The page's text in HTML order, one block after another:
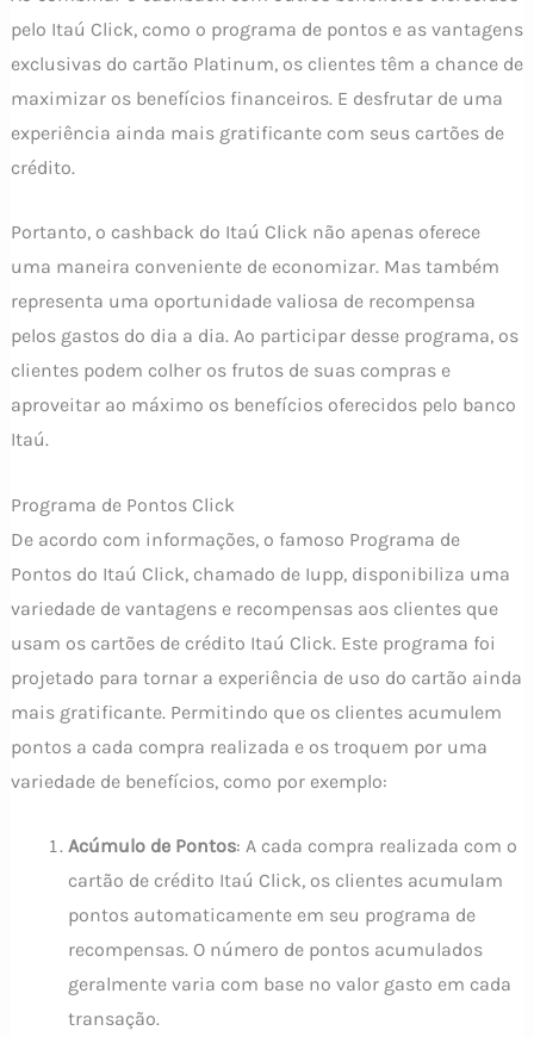
pelo Itaú Click, como o programa de pontos e as vantagens
exclusivas do cartão Platinum, os clientes têm a chance de
maximizar os benefícios financeiros. E desfrutar de uma
experiência ainda mais gratificante com seus cartões de
crédito.
Portanto, o cashback do Itaú Click não apenas oferece
uma maneira conveniente de economizar. Mas também
representa uma oportunidade valiosa de recompensa
pelos gastos do dia a dia. Ao participar desse programa, os
clientes podem colher os frutos de suas compras e
aproveitar ao máximo os benefícios oferecidos pelo banco
Itaú.
Programa de Pontos Click
De acordo com informações, o famoso Programa de
Pontos do Itaú Click, chamado de Iupp, disponibiliza uma
variedade de vantagens e recompensas aos clientes que
usam os cartões de crédito Itaú Click. Este programa foi
projetado para tornar a experiência de uso do cartão ainda
mais gratificante. Permitindo que os clientes acumulem
pontos a cada compra realizada e os troquem por uma
variedade de benefícios, como por exemplo:
Acúmulo de Pontos: A cada compra realizada com o
cartão de crédito Itaú Click, os clientes acumulam
pontos automaticamente em seu programa de
recompensas. O número de pontos acumulados
geralmente varia com base no valor gasto em cada
transação.